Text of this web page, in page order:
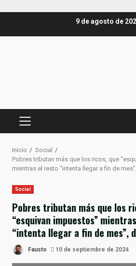
9 de agosto de
MENÚ
Inicio
Social
Pobres tributan más que los ricos, que
mientras el resto “intenta llegar a fin de
Social
Pobres tributan más que los
“esquivan impuestos”
“intenta llegar a fin de mes”,
Fausto 10 de septiembre de 2024